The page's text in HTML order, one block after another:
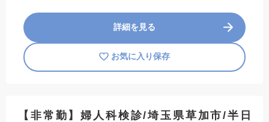
詳細を見る
お気に入り保存
【非常勤】婦人科検診/埼玉県草加市/半日